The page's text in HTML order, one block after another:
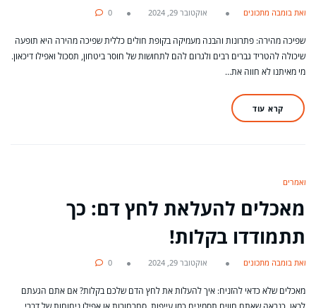
מאת בומבה מתכונים אוקטובר 29, 2024 0
שפיכה מהירה: פתרונות והבנה מעמיקה בקופת חולים כללית שפיכה מהירה היא תופעה
שיכולה להטריד גברים רבים ולגרום להם לתחושות של חוסר ביטחון, תסכול ואפילו דיכאון.
מי מאיתנו לא חווה את…
קרא עוד
מאמרים
מאכלים להעלאת לחץ דם: כך
תתמודדו בקלות!
מאת בומבה מתכונים אוקטובר 29, 2024 0
מאכלים שלא כדאי להזניח: איך להעלות את לחץ הדם שלכם בקלות? אם אתם הגעתם